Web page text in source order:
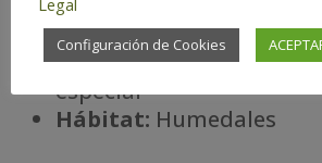
Diciembre
Riesgo de extinción:
especial
Hábitat: Humedales
Configuración de Cookies